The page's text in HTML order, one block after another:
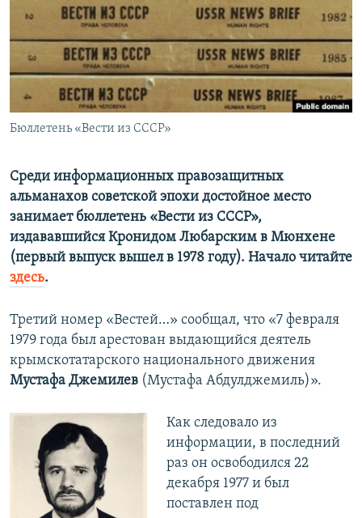
ПОБЕДИТЕЛЕЙ НЕ СУДЯТ?
КРЫМ.НЕПОКОРЕННЫЙ
ELIFBE
УКРАИНСКАЯ ПРОБЛЕМА КРЫМА
ПРИСОЕДИНЯЙТЕСЬ!
Все сайты RFE/RL
Бюллетень «Вести из СССР»
Среди информационных правозащитных
альманахов советской эпохи достойное место
занимает бюллетень «Вести из СССР»,
издававшийся Кронидом Любарским в Мюнхене
(первый выпуск вышел в 1978 году). Начало читайте
здесь.
Третий номер «Вестей…» сообщал, что «7 февраля
1979 года был арестован выдающийся деятель
крымскотатарского национального движения
Мустафа Джемилев (Мустафа Абдулджемиль)».
Как следовало из
информации, в последний
раз он освободился 22
декабря 1977 и был
поставлен под